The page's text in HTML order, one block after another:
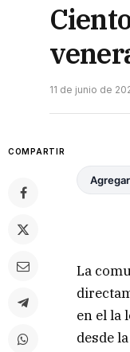
11 de junio de
COMPARTIR
La
en el la
desde